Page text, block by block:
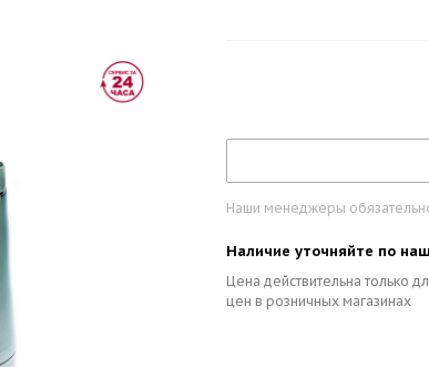
Наши менеджеры обязательно
Наличие уточняйте по
Цена действительна только
цен в розничных магазинах